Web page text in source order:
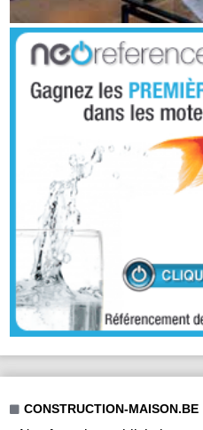
CONSTRUCTION-MAISON.BE